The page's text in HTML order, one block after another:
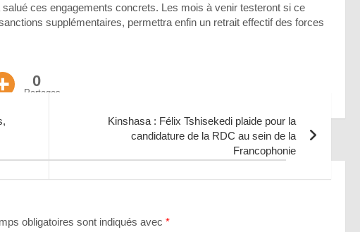
ces engagements concrets. Les mois à venir testeront si ce
supplémentaires, permettra enfin un retrait effectif des forces
0
Partages
Kinshasa : Félix Tshisekedi plaide pour la
candidature de la RDC au sein de la
Francophonie
obligatoires sont indiqués avec *